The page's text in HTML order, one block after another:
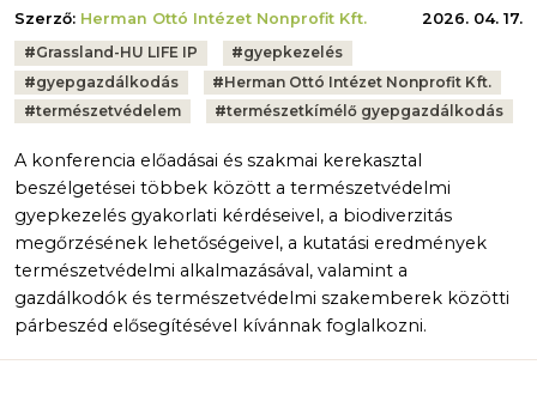
Szerző: Herman Ottó Intézet Nonprofit Kft.
2026. 04. 17.
Tags:
#Grassland-HU LIFE IP #gyepkezelés
#gyepgazdálkodás #Herman Ottó Intézet Nonprofit Kft.
#természetvédelem #természetkímélő gyepgazdálkodás
A konferencia előadásai és szakmai kerekasztal
beszélgetései többek között a természetvédelmi
gyepkezelés gyakorlati kérdéseivel, a biodiverzitás
megőrzésének lehetőségeivel, a kutatási eredmények
természetvédelmi alkalmazásával, valamint a
gazdálkodók és természetvédelmi szakemberek közötti
párbeszéd elősegítésével kívánnak foglalkozni.